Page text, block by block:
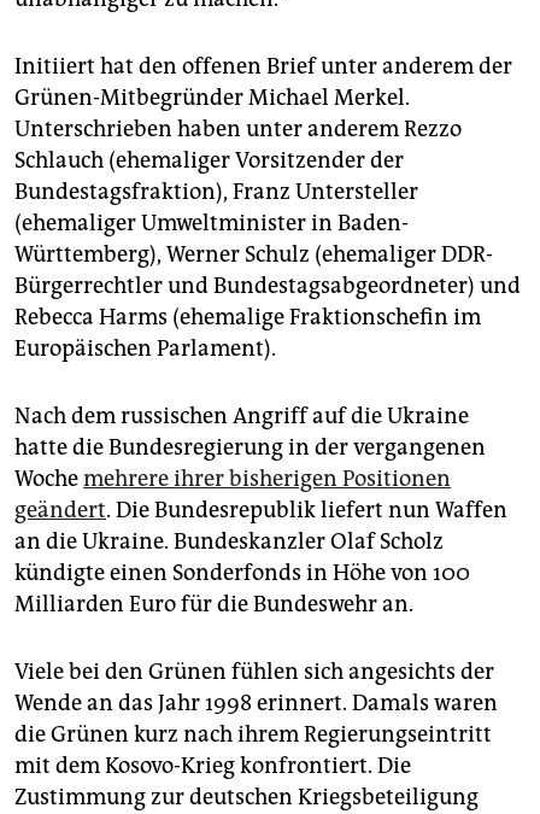
Initiiert hat den offenen Brief unter anderem der
Grünen-Mitbegründer Michael Merkel.
Unterschrieben haben unter anderem Rezzo
Schlauch (ehemaliger Vorsitzender der
Bundestagsfraktion), Franz Untersteller
(ehemaliger Umweltminister in Baden-
Württemberg), Werner Schulz (ehemaliger DDR-
Bürgerrechtler und Bundestagsabgeordneter) und
Rebecca Harms (ehemalige Fraktionschefin im
Europäischen Parlament).
Nach dem russischen Angriff auf die Ukraine
hatte die Bundesregierung in der vergangenen
Wochemehrere ihrer bisherigen Positionen
geändert. Die Bundesrepublik liefert nun Waffen
an die Ukraine. Bundeskanzler Olaf Scholz
kündigte einen Sonderfonds in Höhe von 100
Milliarden Euro für die Bundeswehr an.
Viele bei den Grünen fühlen sich angesichts der
Wende an das Jahr 1998 erinnert. Damals waren
die Grünen kurz nach ihrem Regierungseintritt
mit dem Kosovo-Krieg konfrontiert. Die
Zustimmung zur deutschen Kriegsbeteiligung